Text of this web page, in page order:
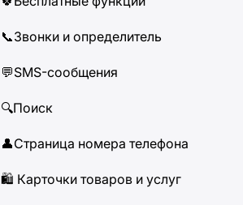
📞Звонки и определитель
💬SMS-сообщения
🔍Поиск
👤Страница номера телефона
🛍 ️ Карточки товаров и услуг